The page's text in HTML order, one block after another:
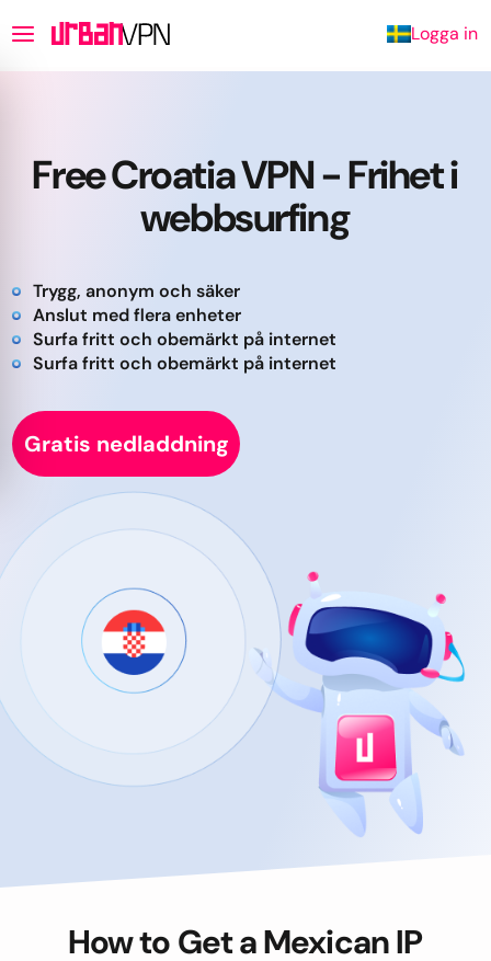
Logga in
Free Croatia VPN - Frihet i
webbsurfing
Trygg, anonym och säker
Anslut med flera enheter
Surfa fritt och obemärkt på internet
Surfa fritt och obemärkt på internet
Gratis nedladdning
How to Get a Mexican IP